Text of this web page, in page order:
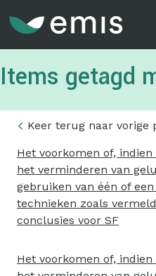
Items getagd
Keer terug naar vorige
Het voorkomen of,
het verminderen van
gebruiken van één of
technieken zoals
conclusies voor SF
Het voorkomen of,